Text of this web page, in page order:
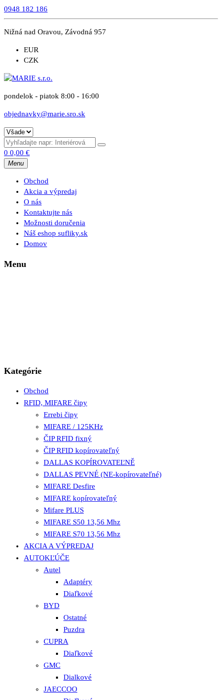
0948 182 186
Nižná nad Oravou, Závodná 957
EUR
CZK
pondelok - piatok 8:00 - 16:00
objednavky@marie.sro.sk
0 0,00 €
Menu
Obchod
Akcia a výpredaj
O nás
Kontaktujte nás
Možnosti doručenia
Náš eshop sufliky.sk
Domov
Menu
Kategórie
Obchod
RFID, MIFARE čipy
Errebi čipy
MIFARE / 125KHz
ČIP RFID fixný
ČIP RFID kopírovateľný
DALLAS KOPÍROVATEĽNĚ
DALLAS PEVNÉ (NE-kopírovateľné)
MIFARE Desfire
MIFARE kopírovateľný
Mifare PLUS
MIFARE S50 13,56 Mhz
MIFARE S70 13,56 Mhz
AKCIA A VÝPREDAJ
AUTOKĽÚČE
Autel
Adaptéry
Diaľkové
BYD
Ostatné
Puzdra
CUPRA
Diaľkové
GMC
Dialkové
JAECCOO